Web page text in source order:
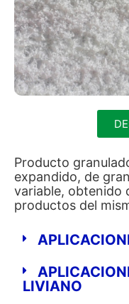
Producto
expandido, de
variable, obtenido
productos del
LIVIANO